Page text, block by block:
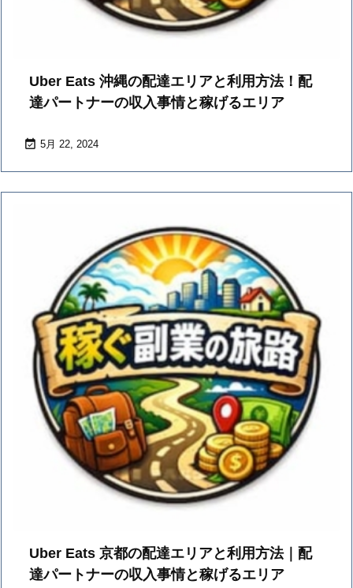
Uber Eats 沖縄の配達エリアと利用方法！配
達パートナーの収入事情と稼げるエリア
 5月 22, 2024
Uber Eats 京都の配達エリアと利用方法｜配
達パートナーの収入事情と稼げるエリア